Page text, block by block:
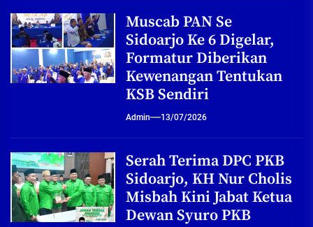
Muscab PAN Se
Sidoarjo Ke 6 Digelar,
Formatur Diberikan
Kewenangan Tentukan
KSB Sendiri
Admin 13/07/2026
Serah Terima DPC PKB
Sidoarjo, KH Nur Cholis
Misbah Kini Jabat Ketua
Dewan Syuro PKB